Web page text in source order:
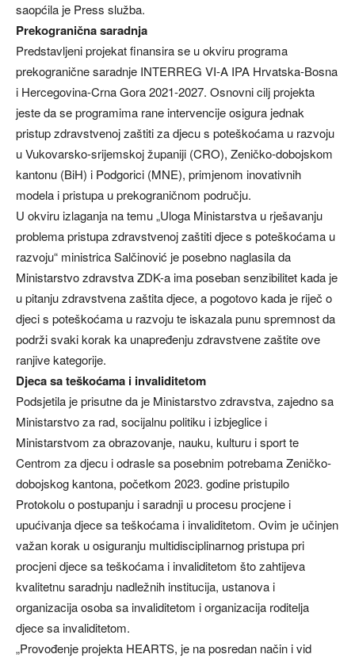
saopćila je Press služba.
Prekogranična saradnja
Predstavljeni projekat finansira se u okviru programa
prekogranične saradnje INTERREG VI-A IPA Hrvatska-Bosna
i Hercegovina-Crna Gora 2021-2027. Osnovni cilj projekta
jeste da se programima rane intervencije osigura jednak
pristup zdravstvenoj zaštiti za djecu s poteškoćama u razvoju
u Vukovarsko-srijemskoj županiji (CRO), Zeničko-dobojskom
kantonu (BiH) i Podgorici (MNE), primjenom inovativnih
modela i pristupa u prekograničnom području.
U okviru izlaganja na temu „Uloga Ministarstva u rješavanju
problema pristupa zdravstvenoj zaštiti djece s poteškoćama u
razvoju“ ministrica Salčinović je posebno naglasila da
Ministarstvo zdravstva ZDK-a ima poseban senzibilitet kada je
u pitanju zdravstvena zaštita djece, a pogotovo kada je riječ o
djeci s poteškoćama u razvoju te iskazala punu spremnost da
podrži svaki korak ka unapređenju zdravstvene zaštite ove
ranjive kategorije.
Djeca sa teškoćama i invaliditetom
Podsjetila je prisutne da je Ministarstvo zdravstva, zajedno sa
Ministarstvo za rad, socijalnu politiku i izbjeglice i
Ministarstvom za obrazovanje, nauku, kulturu i sport te
Centrom za djecu i odrasle sa posebnim potrebama Zeničko-
dobojskog kantona, početkom 2023. godine pristupilo
Protokolu o postupanju i saradnji u procesu procjene i
upućivanja djece sa teškoćama i invaliditetom. Ovim je učinjen
važan korak u osiguranju multidisciplinarnog pristupa pri
procjeni djece sa teškoćama i invaliditetom što zahtijeva
kvalitetnu saradnju nadležnih institucija, ustanova i
organizacija osoba sa invaliditetom i organizacija roditelja
djece sa invaliditetom.
„Provođenje projekta HEARTS, je na posredan način i vid